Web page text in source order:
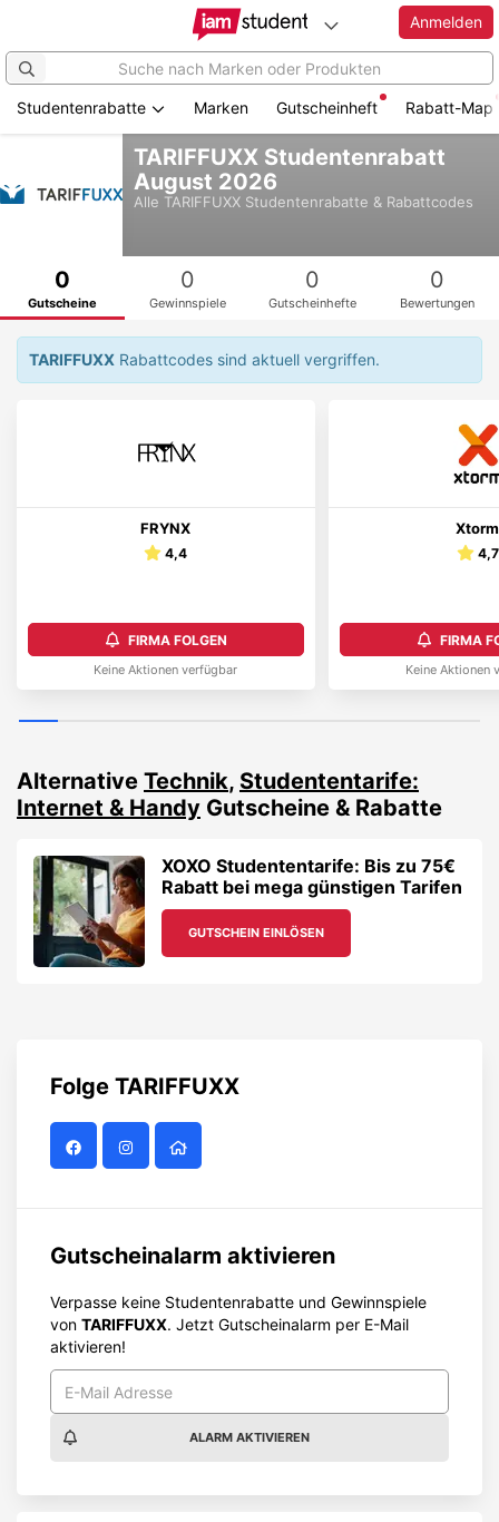
springen
Anmelden
Studentenrabatte Marken Gutscheinheft Rabatt-Map
TARIFFUXX Studentenrabatt
August 2026
Alle TARIFFUXX Studentenrabatte & Rabattcodes
0
Gutscheine
0
Gewinnspiele
0
Gutscheinhefte
0
Bewertungen
TARIFFUXX Rabattcodes sind aktuell vergriffen.
FRYNX
4,4
FIRMA FOLGEN
Keine Aktionen verfügbar
Xtorm
4,7
FIRMA
Keine Aktionen
Alternative Technik, Studententarife:
Internet & Handy Gutscheine & Rabatte
XOXO Studententarife: Bis zu 75€
Rabatt bei mega günstigen Tarifen
GUTSCHEIN EINLÖSEN
Folge TARIFFUXX
Gutscheinalarm aktivieren
Verpasse keine Studentenrabatte und Gewinnspiele
von TARIFFUXX. Jetzt Gutscheinalarm per E-Mail
aktivieren!
ALARM AKTIVIEREN